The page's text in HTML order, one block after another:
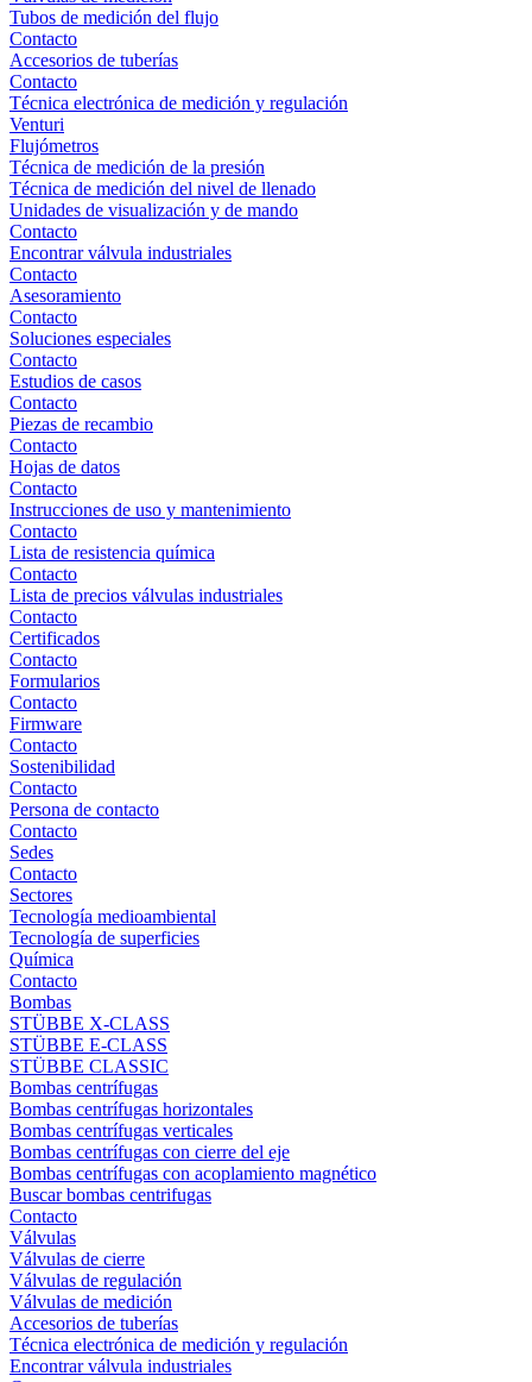
Tubos de medición del flujo
Contacto
Accesorios de tuberías
Contacto
Técnica electrónica de medición y regulación
Venturi
Flujómetros
Técnica de medición de la presión
Técnica de medición del nivel de llenado
Unidades de visualización y de mando
Contacto
Encontrar válvula industriales
Contacto
Asesoramiento
Contacto
Soluciones especiales
Contacto
Estudios de casos
Contacto
Piezas de recambio
Contacto
Hojas de datos
Contacto
Instrucciones de uso y mantenimiento
Contacto
Lista de resistencia química
Contacto
Lista de precios válvulas industriales
Contacto
Certificados
Contacto
Formularios
Contacto
Firmware
Contacto
Sostenibilidad
Contacto
Persona de contacto
Contacto
Sedes
Contacto
Sectores
Tecnología medioambiental
Tecnología de superficies
Química
Contacto
Bombas
STÜBBE X-CLASS
STÜBBE E-CLASS
STÜBBE CLASSIC
Bombas centrífugas
Bombas centrífugas horizontales
Bombas centrífugas verticales
Bombas centrífugas con cierre del eje
Bombas centrífugas con acoplamiento magnético
Buscar bombas centrifugas
Contacto
Válvulas
Válvulas de cierre
Válvulas de regulación
Válvulas de medición
Accesorios de tuberías
Técnica electrónica de medición y regulación
Encontrar válvula industriales